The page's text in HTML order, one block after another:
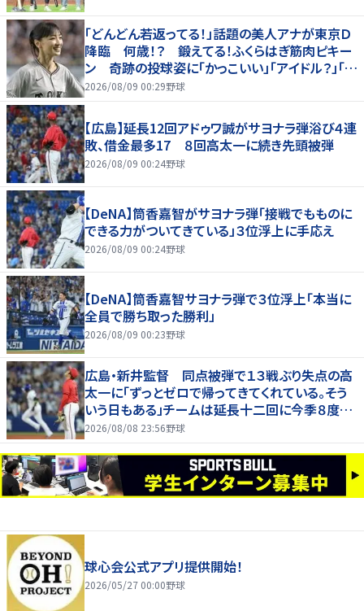
「どんどん若返ってる！」話題の美人アナが東京Ｄ
降臨 何歳！？ 鍛えてる！ふくらはぎ筋肉ピキー
ン 奇跡の投球姿に「かっこいい」「アイドル？」「女
神」
2026/08/09 00:29野球
【広島】延長12回アドゥワ誠がサヨナラ弾浴び４連
敗、借金最多17 ８回高太一に続き先頭被弾
2026/08/09 00:24野球
【DeNA】筒香嘉智がサヨナラ弾「接戦でもものに
できる力がついてきている」３位浮上に手応え
2026/08/09 00:24野球
【DeNA】筒香嘉智サヨナラ弾で３位浮上「本当に
全員で勝ち取った勝利」
2026/08/09 00:23野球
広島・新井監督 同点被弾で１３戦ぶり失点の高
太一に「ずっとゼロで帰ってきてくれている。そう
いう日もある」チームは延長十二回に今季８度目
サヨナラ負け
2026/08/08 23:56野球
球心会公式アプリ提供開始！
2026/05/27 00:00野球